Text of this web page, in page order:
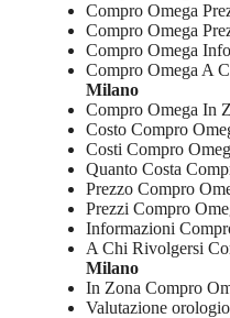
Compro Omega
Compro Omega
Compro Omega
Compro Omega A
Milano
Compro Omega In
Costo Compro
Costi Compro
Quanto Costa
Prezzo Compro
Prezzi Compro
Informazioni
A Chi Rivolgersi
Milano
In Zona Compro
Valutazione orologio